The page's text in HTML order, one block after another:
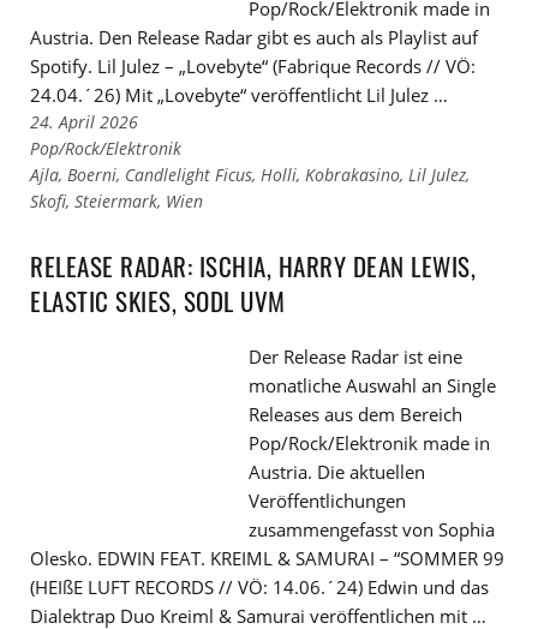
Pop/Rock/Elektronik made in
Austria. Den Release Radar gibt es auch als Playlist auf
Spotify. Lil Julez – „Lovebyte“ (Fabrique Records // VÖ:
24.04.´26) Mit „Lovebyte“ veröffentlicht Lil Julez …
24. April 2026
Links
zu
den
Pop/Rock/Elektronik
Links
zu
Tags
Ajla, Boerni, Candlelight Ficus, Holli, Kobrakasino, Lil Julez,
Skofi, Steiermark, Wien
RELEASE RADAR: ISCHIA, HARRY DEAN LEWIS,
ELASTIC SKIES, SODL UVM
Der Release Radar ist eine
monatliche Auswahl an Single
Releases aus dem Bereich
Pop/Rock/Elektronik made in
Austria. Die aktuellen
Veröffentlichungen
zusammengefasst von Sophia
Olesko. EDWIN FEAT. KREIML & SAMURAI – “SOMMER 99
(HEIßE LUFT RECORDS // VÖ: 14.06.´24) Edwin und das
Dialektrap Duo Kreiml & Samurai veröffentlichen mit …